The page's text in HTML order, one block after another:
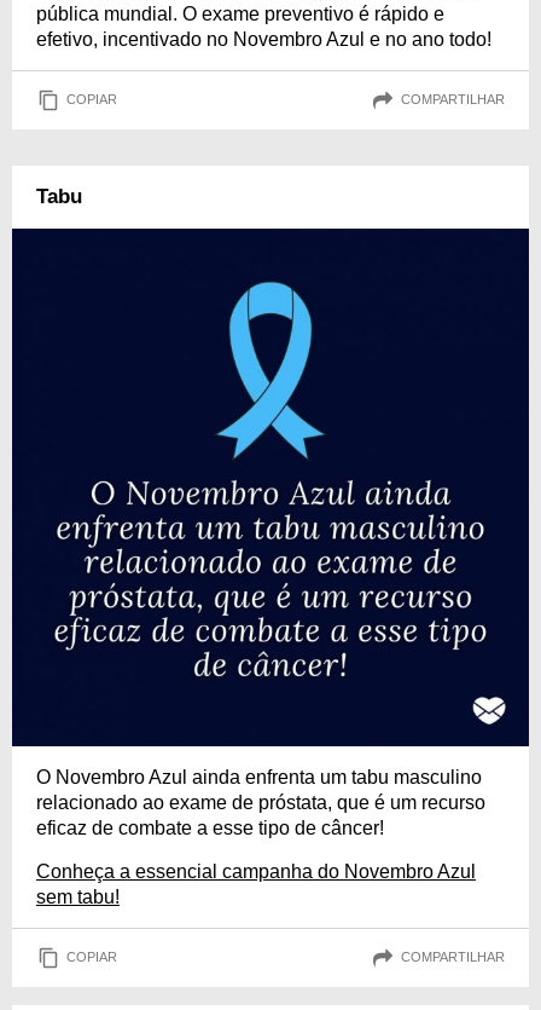
pública mundial. O exame preventivo é rápido e
efetivo, incentivado no Novembro Azul e no ano todo!
COPIAR COMPARTILHAR
Tabu
O Novembro Azul ainda enfrenta um tabu masculino
relacionado ao exame de próstata, que é um recurso
eficaz de combate a esse tipo de câncer!
Conheça a essencial campanha do Novembro Azul
sem tabu!
COPIAR COMPARTILHAR